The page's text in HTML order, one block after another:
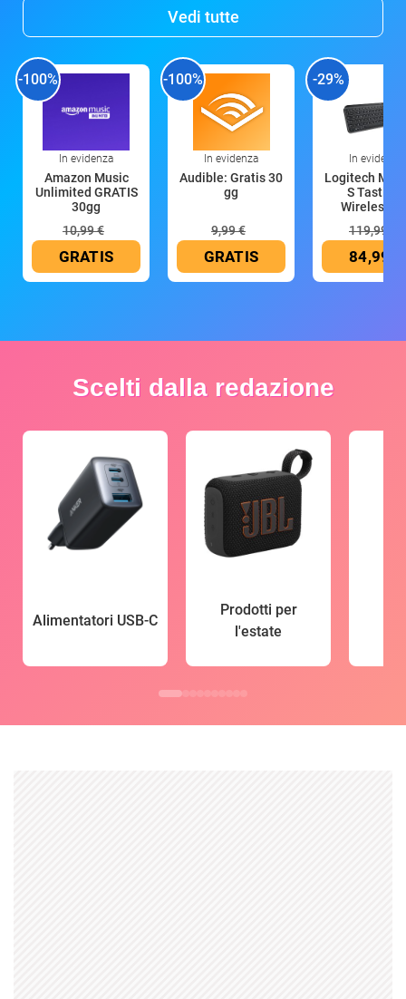
Vedi tutte
-100%
In evidenza
Amazon Music
Unlimited GRATIS
30gg
10,99 €
GRATIS
-100%
In evidenza
Audible: Gratis 30
gg
9,99 €
GRATIS
-29%
In evidenza
Logitech MX
S Tastiera
Wireless
119,99 €
84,99 €
Scelti dalla redazione
Alimentatori USB-C
Prodotti per
l'estate